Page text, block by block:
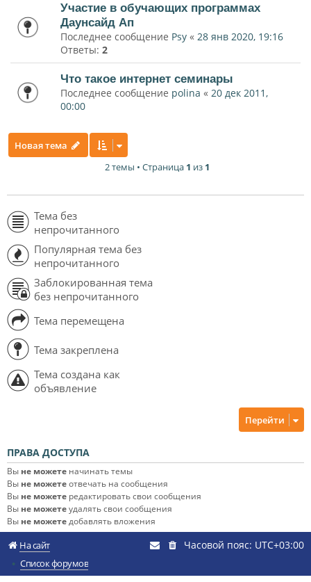
Участие в обучающих программах
Даунсайд Ап
Последнее сообщение Psy « 28 янв 2020, 19:16
Ответы: 2
Что такое интернет семинары
Последнее сообщение polina « 20 дек 2011,
00:00
Новая тема
2 темы • Страница 1 из 1
Тема без
непрочитанного
Популярная тема без
непрочитанного
Заблокированная тема
без непрочитанного
Тема перемещена
Тема закреплена
Тема создана как
объявление
Перейти
ПРАВА ДОСТУПА
Вы не можете начинать темы
Вы не можетеотвечать на сообщения
Вы не можете редактировать свои сообщения
Вы не можетеудалять свои сообщения
Вы не можетедобавлять вложения
На сайт
Список форумов
Часовой пояс: UTC+03:00